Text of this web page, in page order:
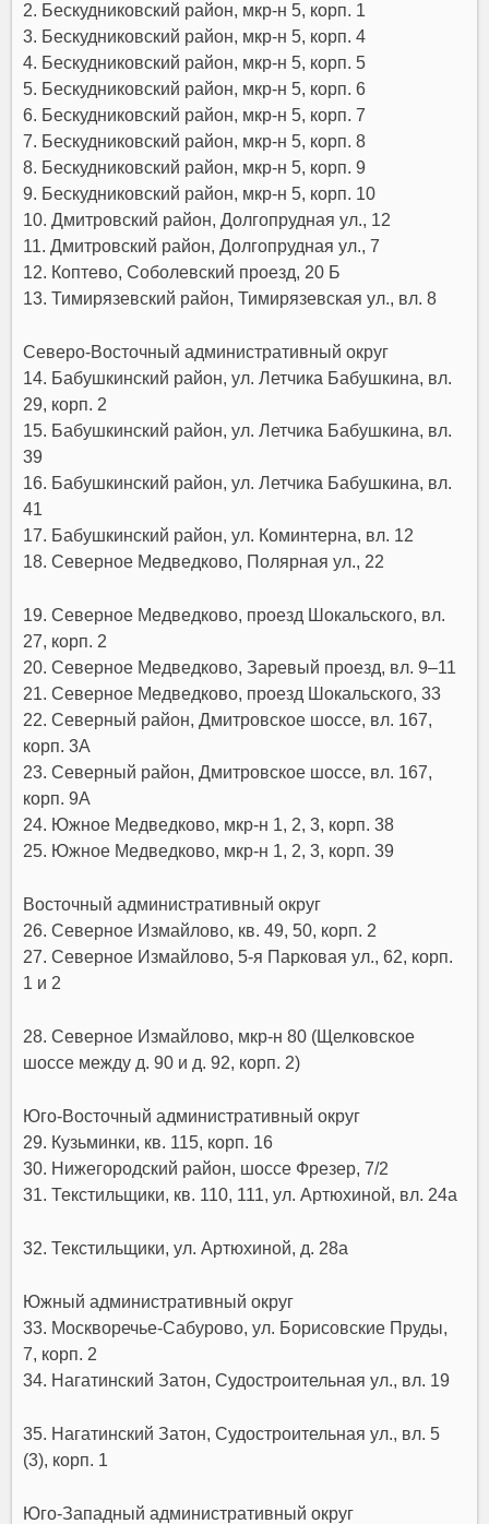
2. Бескудниковский район, мкр-н 5, корп. 1
3. Бескудниковский район, мкр-н 5, корп. 4
4. Бескудниковский район, мкр-н 5, корп. 5
5. Бескудниковский район, мкр-н 5, корп. 6
6. Бескудниковский район, мкр-н 5, корп. 7
7. Бескудниковский район, мкр-н 5, корп. 8
8. Бескудниковский район, мкр-н 5, корп. 9
9. Бескудниковский район, мкр-н 5, корп. 10
10. Дмитровский район, Долгопрудная ул., 12
11. Дмитровский район, Долгопрудная ул., 7
12. Коптево, Соболевский проезд, 20 Б
13. Тимирязевский район, Тимирязевская ул., вл. 8
Северо-Восточный административный округ
14. Бабушкинский район, ул. Летчика Бабушкина, вл.
29, корп. 2
15. Бабушкинский район, ул. Летчика Бабушкина, вл.
39
16. Бабушкинский район, ул. Летчика Бабушкина, вл.
41
17. Бабушкинский район, ул. Коминтерна, вл. 12
18. Северное Медведково, Полярная ул., 22
19. Северное Медведково, проезд Шокальского, вл.
27, корп. 2
20. Северное Медведково, Заревый проезд, вл. 9–11
21. Северное Медведково, проезд Шокальского, 33
22. Северный район, Дмитровское шоссе, вл. 167,
корп. 3А
23. Северный район, Дмитровское шоссе, вл. 167,
корп. 9А
24. Южное Медведково, мкр-н 1, 2, 3, корп. 38
25. Южное Медведково, мкр-н 1, 2, 3, корп. 39
Восточный административный округ
26. Северное Измайлово, кв. 49, 50, корп. 2
27. Северное Измайлово, 5-я Парковая ул., 62, корп.
1 и 2
28. Северное Измайлово, мкр-н 80 (Щелковское
шоссе между д. 90 и д. 92, корп. 2)
Юго-Восточный административный округ
29. Кузьминки, кв. 115, корп. 16
30. Нижегородский район, шоссе Фрезер, 7/2
31. Текстильщики, кв. 110, 111, ул. Артюхиной, вл. 24а
32. Текстильщики, ул. Артюхиной, д. 28а
Южный административный округ
33. Москворечье-Сабурово, ул. Борисовские Пруды,
7, корп. 2
34. Нагатинский Затон, Судостроительная ул., вл. 19
35. Нагатинский Затон, Судостроительная ул., вл. 5
(3), корп. 1
Юго-Западный административный округ